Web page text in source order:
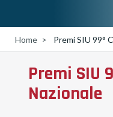
Home Premi SIU 99°
Premi SIU
Nazionale